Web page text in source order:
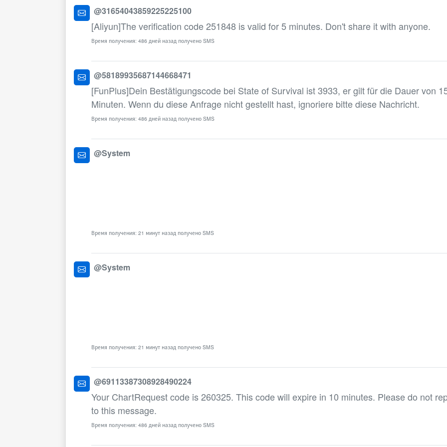
@31654043859225225100
[Aliyun]The verification code 251848 is valid for 5 minutes. Don't share it with anyone.
Время получения: 486 дней назад получено SMS
@58189935687144668471
[FunPlus]Dein Bestätigungscode bei State of Survival ist 3933, er gilt für die Dauer von
Minuten. Wenn du diese Anfrage nicht gestellt hast, ignoriere bitte diese Nachricht.
Время получения: 486 дней назад получено SMS
@System
Время получения: 21 минут назад получено SMS
@System
Время получения: 21 минут назад получено SMS
@69113387308928490224
Your ChartRequest code is 260325. This code will expire in 10 minutes. Please do not
to this message.
Время получения: 486 дней назад получено SMS